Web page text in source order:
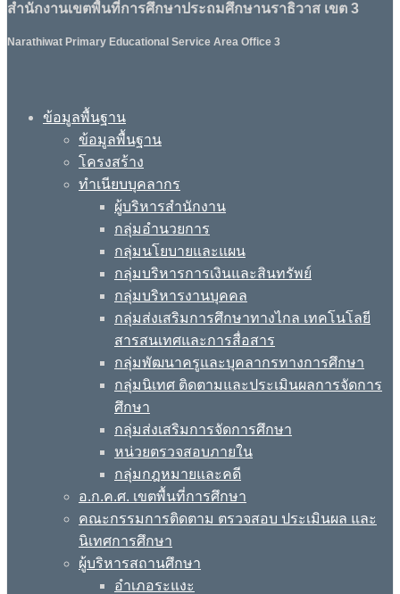
สำนักงานเขตพื้นที่การศึกษาประถมศึกษานราธิวาส เขต 3
Narathiwat Primary Educational Service Area Office 3
ข้อมูลพื้นฐาน
ข้อมูลพื้นฐาน
โครงสร้าง
ทำเนียบบุคลากร
ผู้บริหารสำนักงาน
กลุ่มอำนวยการ
กลุ่มนโยบายและแผน
กลุ่มบริหารการเงินและสินทรัพย์
กลุ่มบริหารงานบุคคล
กลุ่มส่งเสริมการศึกษาทางไกล เทคโนโลยี
สารสนเทศและการสื่อสาร
กลุ่มพัฒนาครูและบุคลากรทางการศึกษา
กลุ่มนิเทศ ติดตามและประเมินผลการจัดการ
ศึกษา
กลุ่มส่งเสริมการจัดการศึกษา
หน่วยตรวจสอบภายใน
กลุ่มกฎหมายและคดี
อ.ก.ค.ศ. เขตพื้นที่การศึกษา
คณะกรรมการติดตาม ตรวจสอบ ประเมินผล และ
นิเทศการศึกษา
ผู้บริหารสถานศึกษา
อำเภอระแงะ